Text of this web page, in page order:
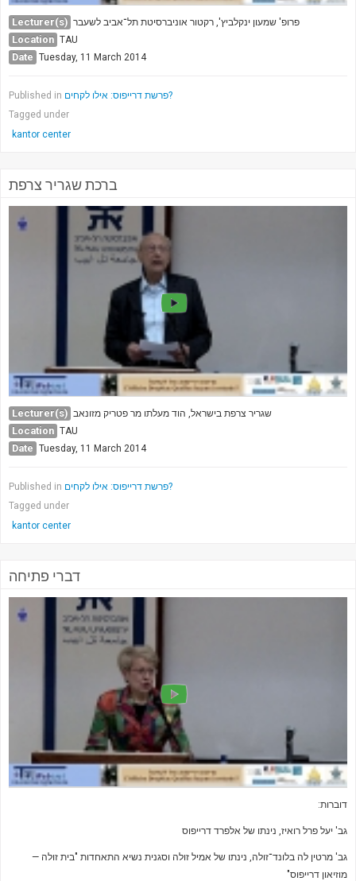
Lecturer(s) פרופ' שמעון ינקלביץ', רקטור אוניברסיטת תל־אביב לשעבר
Location TAU
Date Tuesday, 11 March 2014
Published in
פרשת דרייפוס: אילו לקחים?
Tagged under
kantor center
ברכת שגריר צרפת
Lecturer(s) שגריר צרפת בישראל, הוד מעלתו מר פטריק מזונאב
Location TAU
Date Tuesday, 11 March 2014
Published in
פרשת דרייפוס: אילו לקחים?
Tagged under
kantor center
דברי פתיחה
דוברות:
גב' יעל פרל רואיז, נינתו של אלפרד דרייפוס
גב' מרטין לה בלונד־זולה, נינתו של אמיל זולה וסגנית נשיא התאחדות "בית זולה —
מוזיאון דרייפוס"